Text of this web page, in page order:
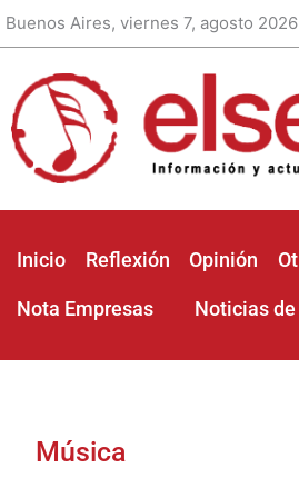
Buenos Aires, viernes 7, agosto 2026
Inicio Reflexión Opinión
Nota Empresas Noticias
Música